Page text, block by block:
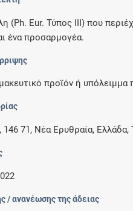
(Ph. Eur. Τύπος ΙΙΙ) που
ένα προσαρμογέα.
προϊόν ή υπόλειμμα
71, Νέα Ερυθραία, Ελλάδα,
/ ανανέωσης της άδειας